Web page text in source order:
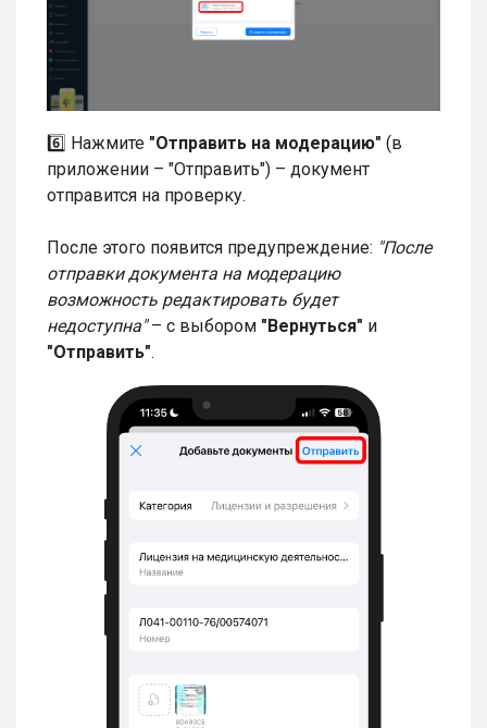
6️⃣ Нажмите "Отправить на модерацию" (в
приложении – "Отправить") – документ
отправится на проверку.
После этого появится предупреждение: "После
отправки документа на модерацию
возможность редактировать будет
недоступна"– с выбором "Вернуться" и
"Отправить".